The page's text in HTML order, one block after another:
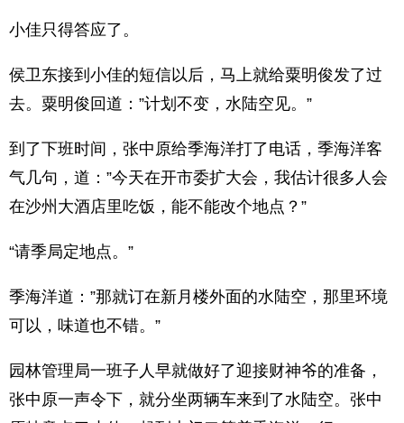
小佳只得答应了。
侯卫东接到小佳的短信以后，马上就给粟明俊发了过
去。粟明俊回道：”计划不变，水陆空见。”
到了下班时间，张中原给季海洋打了电话，季海洋客
气几句，道：”今天在开市委扩大会，我估计很多人会
在沙州大酒店里吃饭，能不能改个地点？”
“请季局定地点。”
季海洋道：”那就订在新月楼外面的水陆空，那里环境
可以，味道也不错。”
园林管理局一班子人早就做好了迎接财神爷的准备，
张中原一声令下，就分坐两辆车来到了水陆空。张中